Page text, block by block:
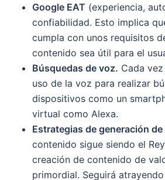
Google EAT (experiencia,
confiabilidad. Esto implica
cumpla con unos requisitos
contenido sea útil para el
Búsquedas de voz. Cada
uso de la voz para realizar
dispositivos como un
virtual como Alexa.
Estrategias de generación
contenido sigue siendo el
creación de contenido de
primordial. Seguirá